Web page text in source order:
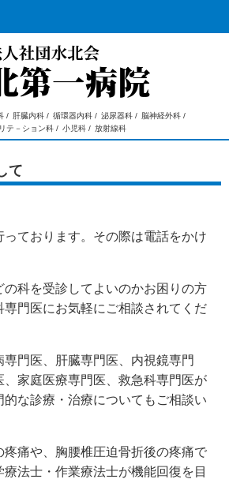
/ 肝臓内科 / 循環器内科 / 泌尿器科 / 脳神経外科 /
テ－ション科 / 小児科 / 放射線科
て
ております。その際は電話をかけ
の科を受診してよいのかお困りの方
専門医にお気軽にご相談されてくだ
門医、肝臓専門医、内視鏡専門
、家庭医療専門医、救急科専門医が
的な診療・治療についてもご相談い
疼痛や、胸腰椎圧迫骨折後の疼痛で
法士・作業療法士が機能回復を目